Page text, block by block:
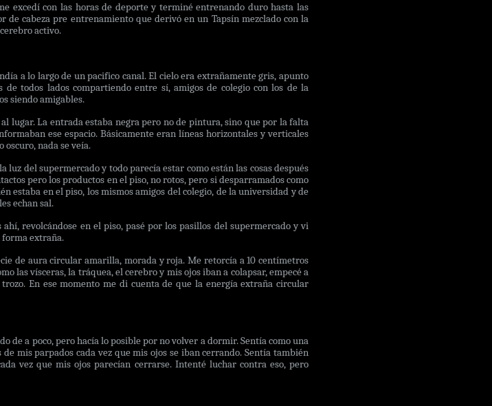
excedí con las horas de deporte y terminé entrenando duro hasta las
de cabeza pre entrenamiento que derivó en un Tapsín mezclado con la
activo.
a lo largo de un pacifico canal. El cielo era extrañamente gris, apunto
todos lados compartiendo entre sí, amigos de colegio con los de la
siendo amigables.
lugar. La entrada estaba negra pero no de pintura, sino que por la falta
ese espacio. Básicamente eran líneas horizontales y verticales
oscuro, nada se veía.
del supermercado y todo parecía estar como están las cosas después
pero los productos en el piso, no rotos, pero si desparramados como
estaba en el piso, los mismos amigos del colegio, de la universidad y de
echan sal.
revolcándose en el piso, pasé por los pasillos del supermercado y vi
forma extraña.
de aura circular amarilla, morada y roja. Me retorcía a 10 centímetros
las vísceras, la tráquea, el cerebro y mis ojos iban a colapsar, empecé a
En ese momento me di cuenta de que la energía extraña circular
de a poco, pero hacía lo posible por no volver a dormir. Sentía como una
mis parpados cada vez que mis ojos se iban cerrando. Sentía también
vez que mis ojos parecían cerrarse. Intenté luchar contra eso, pero